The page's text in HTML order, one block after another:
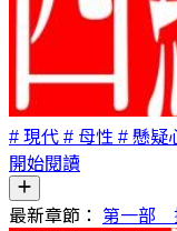
# 現代 # 母性 # 懸疑
開始閱讀
最新章節： 第一部